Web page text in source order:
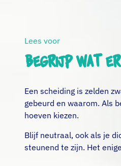
Lees voor
Begrijp wat
Een scheiding is zelden
gebeurd en waarom. Als
hoeven kiezen.
Blijf neutraal, ook als je
steunend te zijn. Het